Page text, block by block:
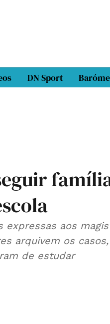
DN Sport
expressas aos
arquivem os
de estudar